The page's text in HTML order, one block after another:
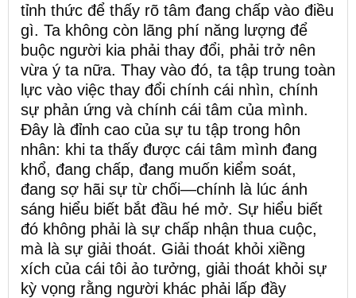
tỉnh thức để thấy rõ tâm đang chấp vào điều
gì. Ta không còn lãng phí năng lượng để
buộc người kia phải thay đổi, phải trở nên
vừa ý ta nữa. Thay vào đó, ta tập trung toàn
lực vào việc thay đổi chính cái nhìn, chính
sự phản ứng và chính cái tâm của mình.
Đây là đỉnh cao của sự tu tập trong hôn
nhân: khi ta thấy được cái tâm mình đang
khổ, đang chấp, đang muốn kiểm soát,
đang sợ hãi sự từ chối—chính là lúc ánh
sáng hiểu biết bắt đầu hé mở. Sự hiểu biết
đó không phải là sự chấp nhận thua cuộc,
mà là sự giải thoát. Giải thoát khỏi xiềng
xích của cái tôi ảo tưởng, giải thoát khỏi sự
kỳ vọng rằng người khác phải lấp đầy